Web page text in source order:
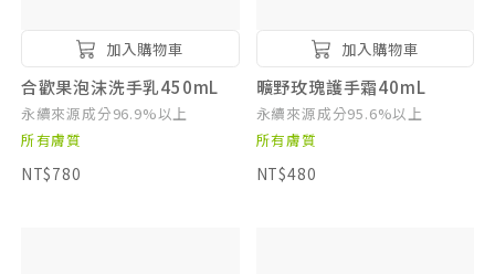
加入購物車
合歡果泡沫洗手乳450mL
永續來源成分96.9%以上
所有膚質
NT$780
加入購物車
曠野玫瑰護手霜40mL
永續來源成分95.6%以上
所有膚質
NT$480